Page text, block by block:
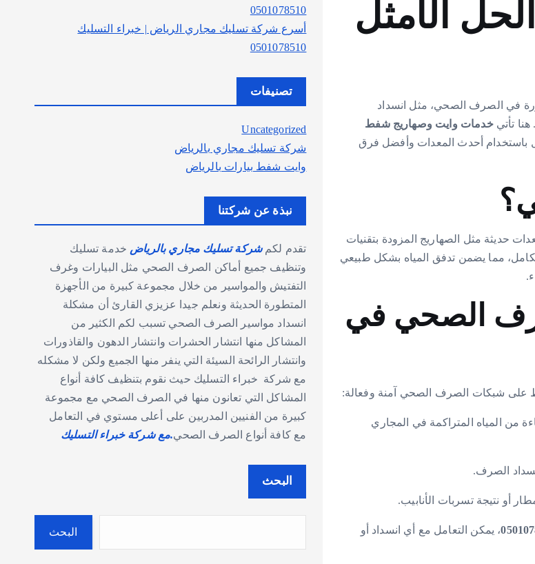
الأمثل
في الصرف الصحي، مثل انسداد
هنا تأتيخدمات وايت وصهاريج شفط
باستخدام أحدث المعدات وأفضل فرق
حديثة مثل الصهاريج المزودة بتقنيات
مما يضمن تدفق المياه بشكل طبيعي
الصحي في
على شبكات الصرف الصحي آمنة وفعالة:
من المياه المتراكمة في المجاري
الصرف.
أو نتيجة تسربات الأنابيب.
، يمكن التعامل مع أي انسداد أو
0501078510
أسرع شركة تسليك مجاري الرياض | خبراء التسليك
0501078510
تصنيفات
Uncategorized
شركة تسليك مجاري بالرياض
وايت شفط بيارات بالرياض
نبذة عن شركتنا
تقدم لكمشركة تسليك مجاري بالرياض خدمة تسليك
وتنظيف جميع أماكن الصرف الصحي مثل البيارات وغرف
التفتيش والمواسير من خلال مجموعة كبيرة من الأجهزة
المتطورة الحديثة ونعلم جيدا عزيزي القارئ أن مشكلة
انسداد مواسير الصرف الصحي تسبب لكم الكثير من
المشاكل منها انتشار الحشرات وانتشار الدهون والقاذورات
وانتشار الرائحة السيئة التي ينفر منها الجميع ولكن لا مشكله
مع شركة خبراء التسليك حيث نقوم بتنظيف كافة أنواع
المشاكل التي تعانون منها في الصرف الصحي مع مجموعة
كبيرة من الفنيين المدربين على أعلى مستوي في التعامل
مع كافة أنواع الصرف الصحي.مع شركة خبراء التسليك
البحث
البحث